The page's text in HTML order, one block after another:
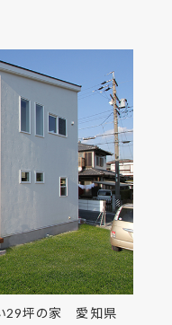
29坪の家 愛知県